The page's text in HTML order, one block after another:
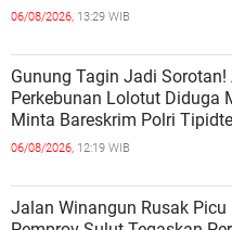
06/08/2026, 13:29 WIB
Gunung Tagin Jadi Sorotan!
Perkebunan Lolotut Diduga
Minta Bareskrim Polri
06/08/2026, 12:19 WIB
Jalan Winangun Rusak Picu